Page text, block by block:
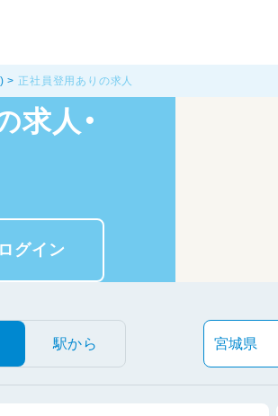
正社員登用ありの求人
求人・
ログイン
駅から